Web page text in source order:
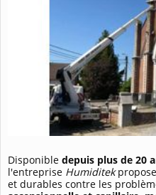
Disponible depuis plus de 20
l'entreprise Humiditek
et durables contre les